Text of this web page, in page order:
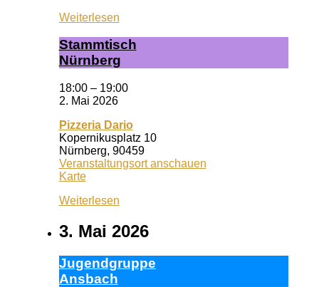
Zentrum
Weiterlesen
Stamm­tisch
Nürn­berg
18:00 – 19:00
2. Mai 2026
Pizzeria Dario
Kopernikusplatz 10
Nürnberg, 90459
Veranstaltungsort anschauen
KartePizzeria
Weiterlesen
3. Mai 2026
Ju­gend­grup­pe
Ans­bach